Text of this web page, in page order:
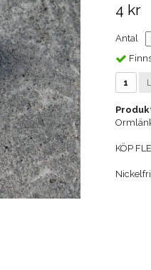
4 kr
Antal
KÖP
Nickelfri